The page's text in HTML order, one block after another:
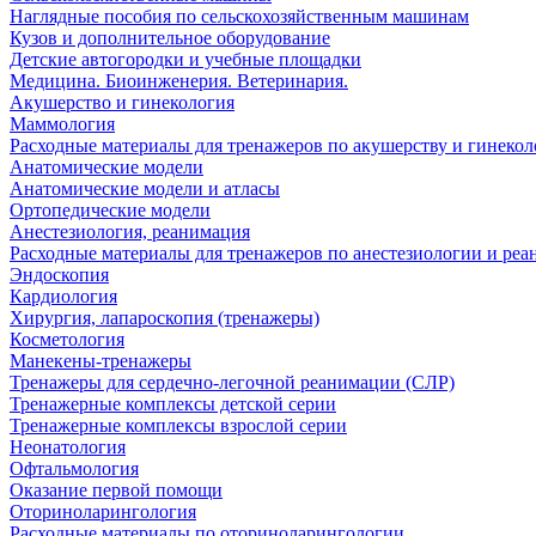
Наглядные пособия по сельскохозяйственным машинам
Кузов и дополнительное оборудование
Детские автогородки и учебные площадки
Медицина. Биоинженерия. Ветеринария.
Акушерство и гинекология
Маммология
Расходные материалы для тренажеров по акушерству и
Анатомические модели
Анатомические модели и атласы
Ортопедические модели
Анестезиология, реанимация
Расходные материалы для тренажеров по анестезиологии и
Эндоскопия
Кардиология
Хирургия, лапароскопия (тренажеры)
Косметология
Манекены-тренажеры
Тренажеры для сердечно-легочной реанимации (СЛР)
Тренажерные комплексы детской серии
Тренажерные комплексы взрослой серии
Неонатология
Офтальмология
Оказание первой помощи
Оториноларингология